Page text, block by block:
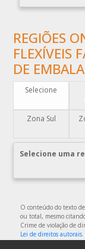
CAPA PLÁSTICA
COMPRA DE
COMPRAR
COMPRAR
COMPRAR
COMPRAR
COMPRAR
COMPRAR
COMPRAR
COMPRAR
COMPRAR
REGIÕES
FLEXÍVEIS
DE
Selecione
Zona Sul
Selecione uma
O conteúdo do texto
ou total, mesmo
Crime de violação de
Lei de direitos autorais